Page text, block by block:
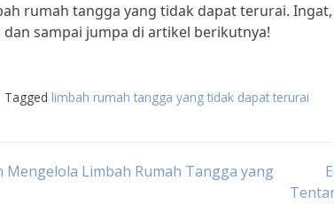
rumah tangga yang tidak dapat terurai.
dan sampai jumpa di artikel berikutnya!
Tagged limbah rumah tangga yang tidak dapat terurai
Mengelola Limbah Rumah Tangga yang